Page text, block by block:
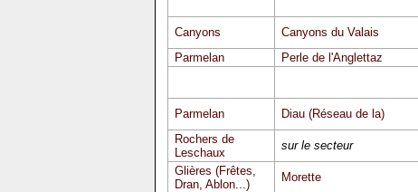
Canyons
Canyons du Valais
Parmelan
Perle de l'Anglettaz
Parmelan Diau (Réseau de la)
Rochers de
Leschaux
sur le secteur
Glières (Frêtes,
Dran, Ablon...)
Morette